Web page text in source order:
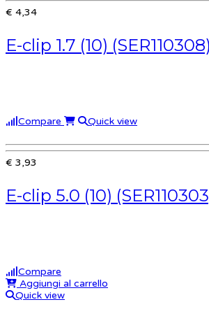
€ 4,34
E-clip 1.7 (10) (SER110308)
Compare Quick view
€ 3,93
E-clip 5.0 (10)
Compare
Aggiungi al carrello
Quick view